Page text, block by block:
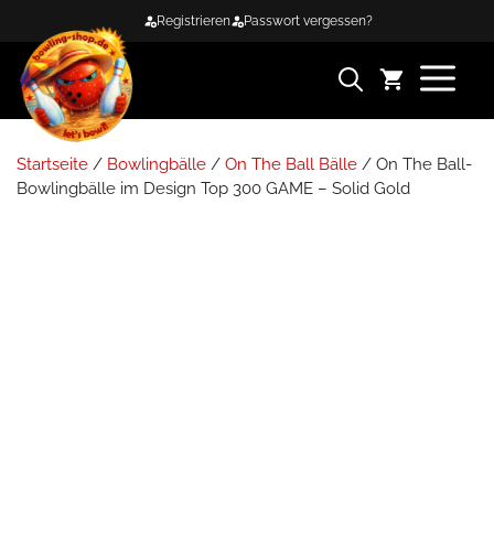
springen
Registrieren Passwort vergessen?
Startseite / Bowlingbälle / On The Ball Bälle / On The Ball-
Bowlingbälle im Design Top 300 GAME – Solid Gold